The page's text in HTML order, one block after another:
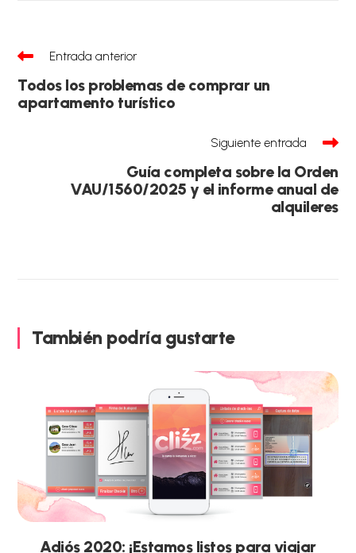
Leer
más
artículos
Entrada anterior
Todos los problemas de comprar un
apartamento turístico
Siguiente entrada
Guía completa sobre la Orden
VAU/1560/2025 y el informe anual de
alquileres
También podría gustarte
Adiós 2020: ¡Estamos listos para viajar